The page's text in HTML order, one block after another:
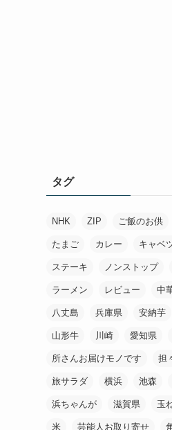
タグ
NHK ZIP ご飯のお供
たまご カレー キャベ
ステーキ ノンストップ
ラーメン レビュー 中
八丈島 兵庫県 安納芋
山形牛 川崎 愛知県
所さんお届けモノです 担
旅サラダ 横浜 池森
浜ちゃんが 滋賀県 玉
米 芸能人お取り寄せ